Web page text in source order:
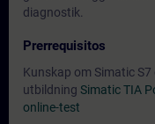
diagnostik.
Prerrequisitos
Kunskap om Simatic
utbildning Simatic TIA
online-test